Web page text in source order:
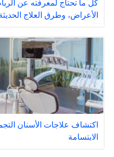
كل ما تحتاج لمعرفته عن
الأعراض، وطرق العلاج
اكتشاف علاجات الأسنان
الابتسامة